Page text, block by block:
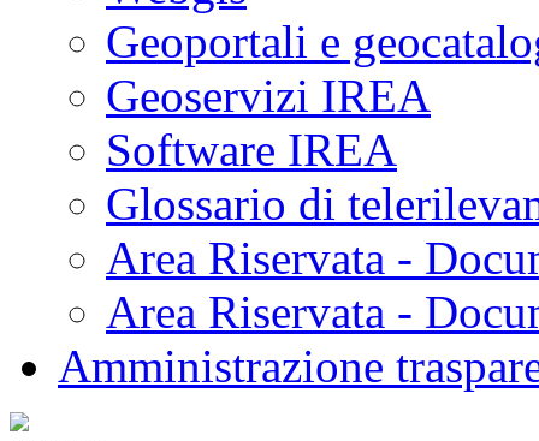
Geoportali e
Geoservizi IREA
Software IREA
Glossario di
Area Riservata -
Area Riservata -
Amministrazione